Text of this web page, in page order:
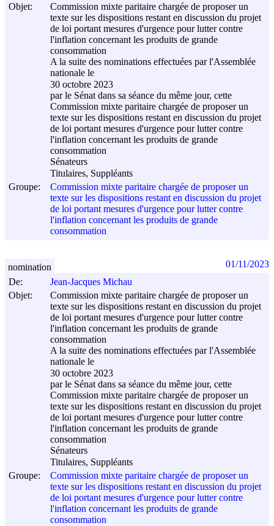
Objet:
Commission mixte paritaire chargée de proposer un
texte sur les dispositions restant en discussion du projet
de loi portant mesures d'urgence pour lutter contre
l'inflation concernant les produits de grande
consommation
A la suite des nominations effectuées par l'Assemblée
nationale le
30 octobre 2023
par le Sénat dans sa séance du même jour, cette
Commission mixte paritaire chargée de proposer un
texte sur les dispositions restant en discussion du projet
de loi portant mesures d'urgence pour lutter contre
l'inflation concernant les produits de grande
consommation
Sénateurs
Titulaires, Suppléants
Groupe:
Commission mixte paritaire chargée de proposer un
texte sur les dispositions restant en discussion du projet
de loi portant mesures d'urgence pour lutter contre
l'inflation concernant les produits de grande
consommation
De:
Jean-Jacques Michau
Objet:
Commission mixte paritaire chargée de proposer un
texte sur les dispositions restant en discussion du projet
de loi portant mesures d'urgence pour lutter contre
l'inflation concernant les produits de grande
consommation
A la suite des nominations effectuées par l'Assemblée
nationale le
30 octobre 2023
par le Sénat dans sa séance du même jour, cette
Commission mixte paritaire chargée de proposer un
texte sur les dispositions restant en discussion du projet
de loi portant mesures d'urgence pour lutter contre
l'inflation concernant les produits de grande
consommation
Sénateurs
Titulaires, Suppléants
Groupe:
Commission mixte paritaire chargée de proposer un
texte sur les dispositions restant en discussion du projet
de loi portant mesures d'urgence pour lutter contre
l'inflation concernant les produits de grande
consommation
nomination 01/11/2023